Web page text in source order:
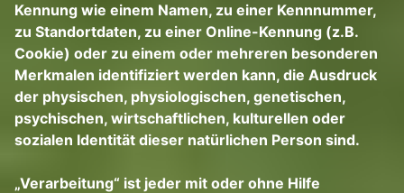
Kennung wie einem Namen, zu einer Kennnummer,
zu Standortdaten, zu einer Online-Kennung (z.B.
Cookie) oder zu einem oder mehreren besonderen
Merkmalen identifiziert werden kann, die Ausdruck
der physischen, physiologischen, genetischen,
psychischen, wirtschaftlichen, kulturellen oder
sozialen Identität dieser natürlichen Person sind.
„Verarbeitung“ ist jeder mit oder ohne Hilfe